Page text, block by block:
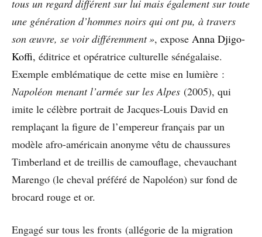
tous un regard différent sur lui mais également sur toute
une génération d’hommes noirs qui ont pu, à travers
son œuvre, se voir différemment », expose Anna Djigo-
Koffi, éditrice et opératrice culturelle sénégalaise.
Exemple emblématique de cette mise en lumière :
Napoléon menant l’armée sur les Alpes (2005), qui
imite le célèbre portrait de Jacques-Louis David en
remplaçant la figure de l’empereur français par un
modèle afro-américain anonyme vêtu de chaussures
Timberland et de treillis de camouflage, chevauchant
Marengo (le cheval préféré de Napoléon) sur fond de
brocard rouge et or.
Engagé sur tous les fronts (allégorie de la migration